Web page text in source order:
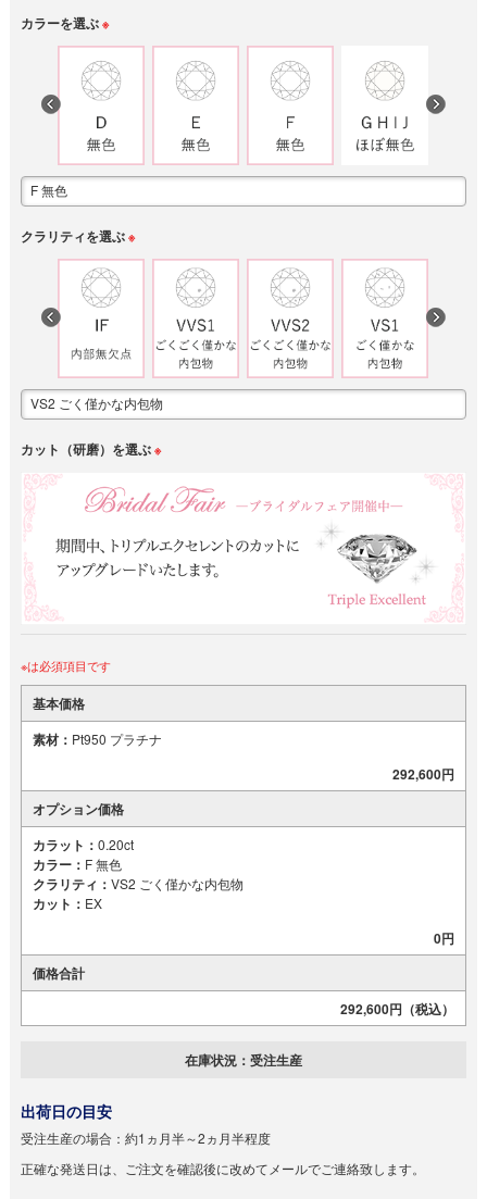
カラーを選ぶ※
クラリティを選ぶ※
カット（研磨）を選ぶ※
※は必須項目です
基本価格
素材： Pt950 プラチナ
292,600円
オプション価格
カラット： 0.20ct
カラー： F 無色
クラリティ： VS2 ごく僅かな内包物
カット： EX
0円
価格合計
292,600円 （税込）
在庫状況： 受注生産
出荷日の目安
受注生産の場合： 約1ヵ月半～2ヵ月半程度
正確な発送日は、ご注文を確認後に改めてメールでご連絡致します。